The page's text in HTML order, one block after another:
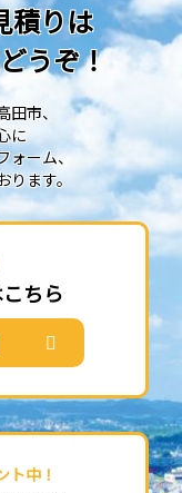
積りは
うぞ！
市、
に
ォーム、
ります。
ちら
ト中！